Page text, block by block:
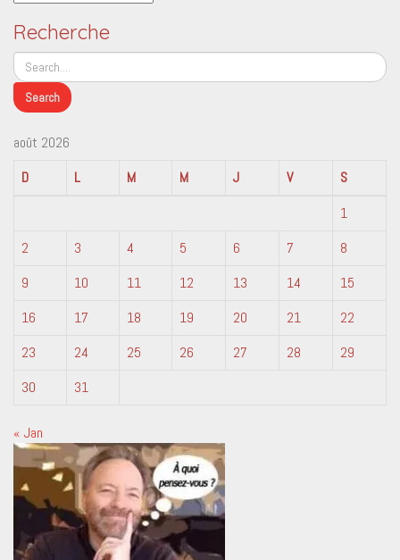
Recherche
août 2026
D
L M M J V
S
1
2
3 4 5 6 7
8
9
10 11 12 13 14
15
16
17 18 19 20 21
22
23
24 25 26 27 28
29
30
31
« Jan